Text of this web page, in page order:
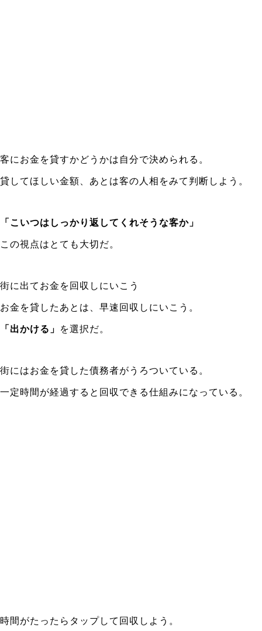
客にお金を貸すかどうかは自分で決められる。
貸してほしい金額、あとは客の人相をみて判断しよう。
「こいつはしっかり返してくれそうな客か」
この視点はとても大切だ。
街に出てお金を回収しにいこう
お金を貸したあとは、早速回収しにいこう。
「出かける」 を選択だ。
街にはお金を貸した債務者がうろついている。
一定時間が経過すると回収できる仕組みになっている。
時間がたったらタップして回収しよう。